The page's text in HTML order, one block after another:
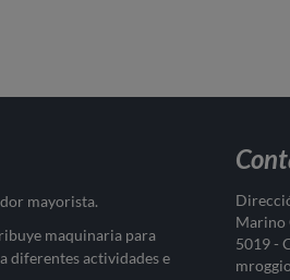
mayorista.
maquinaria para
diferentes actividades e
Marino
5019 -